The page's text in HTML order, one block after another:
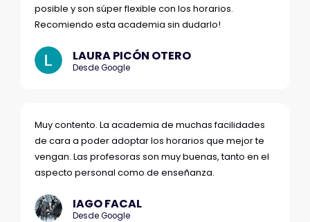
posible y son súper flexible con los horarios.
Recomiendo esta academia sin dudarlo!
LAURA PICÓN OTERO
Desde Google
Muy contento. La academia de muchas facilidades
de cara a poder adoptar los horarios que mejor te
vengan. Las profesoras son muy buenas, tanto en el
aspecto personal como de enseñanza.
IAGO FACAL
Desde Google